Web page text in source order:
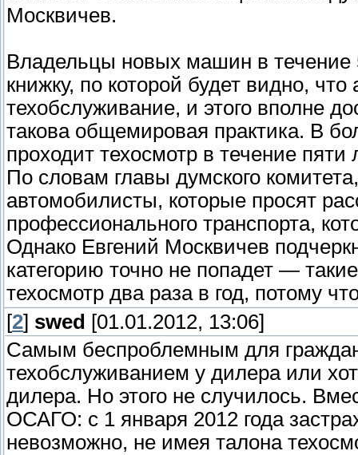
Москвичев.
Владельцы новых машин в течение
книжку, по которой будет видно,
техобслуживание, и этого вполне
такова общемировая практика. В
проходит техосмотр в течение пяти
По словам главы думского
автомобилисты, которые просят
профессионального транспорта,
Однако Евгений Москвичев
категорию точно не попадет —
техосмотр два раза в год, потому
[2] swed [01.01.2012, 13:06]
Самым беспроблемным для
техобслуживанием у дилера или
дилера. Но этого не случилось.
ОСАГО: с 1 января 2012 года
невозможно, не имея талона